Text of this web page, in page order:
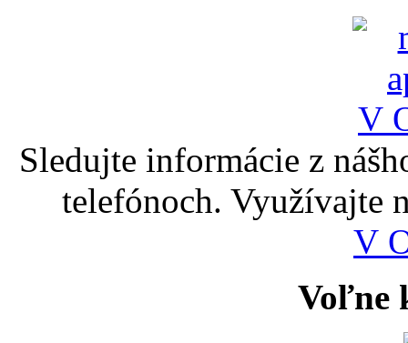
Sledujte informácie z
telefónoch. Využívajte
V
Voľne